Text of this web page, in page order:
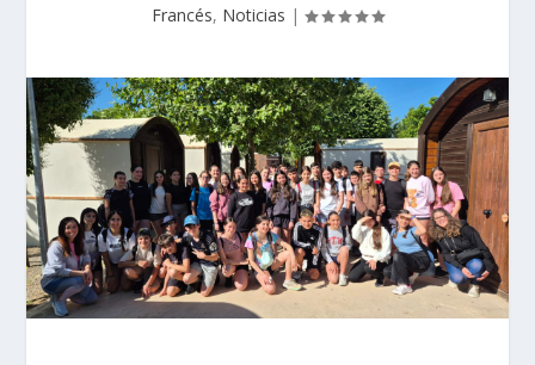
Francés, Noticias |